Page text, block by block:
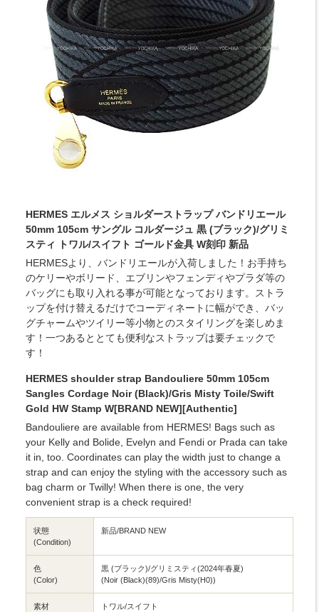
HERMES エルメス ショルダーストラップ バンドリエール
50mm 105cm サングル コルダージュ 黒 (ブラック)/グリミ
スティ トワル/スイフト ゴールド金具 W刻印 新品
HERMESより、バンドリエールが入荷しました！お手持ち
のケリーやボリード、エブリンやフェンディやプラダ等の
バッグにも取り入れる事が可能となっております。ストラ
ップを付け替えるだけでコーディネートに幅ができ、バッ
グチャームやツイリー等小物とのスタイリングを楽しめま
す！一つあるととても便利なストラップは要チェックで
す！
HERMES shoulder strap Bandouliere 50mm 105cm
Sangles Cordage Noir (Black)/Gris Misty Toile/Swift
Gold HW Stamp W[BRAND NEW][Authentic]
Bandouliere are available from HERMES! Bags such as
your Kelly and Bolide, Evelyn and Fendi or Prada can take
it in, too. Coordinates can play the width just to change a
strap and can enjoy the styling with the accessory such as
bag charm or Twilly! When there is one, the very
convenient strap is a check required!
状態
(Condition)
新品/BRAND NEW
色
(Color)
黒 (ブラック)/グリミスティ(2024年春夏)
(Noir (Black)(89)/Gris Misty(H0))
素材
トワル/スイフト